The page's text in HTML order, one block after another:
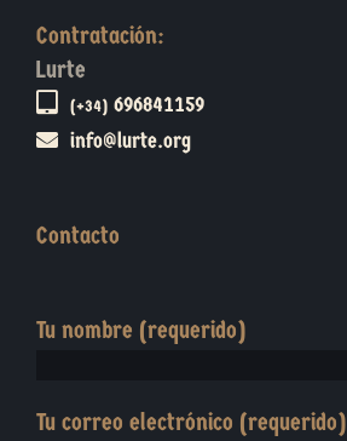
Contratación:
Lurte
(+34) 696841159
info@lurte.org
Contacto
Tu nombre (requerido)
Tu correo electrónico (requerido)